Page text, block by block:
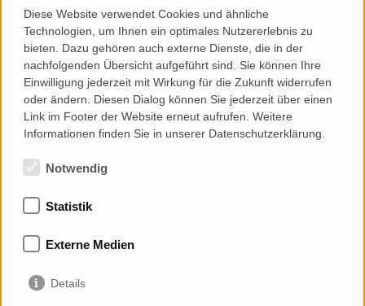
Genehmigungsplanung
Ausführungsplanung
Leistungsbeschreibung / Vergabe-Dokumentation
Mitwirkung bei der Vergabe
Werkplanprüfung
Mitwirkung bei der Mock-Up Ausführung
Ausführungs-Überwachung
Abnahme und Bestandspläne
Mitgliedschaften
Diese Website verwendet Cookies und ähnliche
Technologien, um Ihnen ein optimales Nutzererlebnis zu
bieten. Dazu gehören auch externe Dienste, die in der
nachfolgenden Übersicht aufgeführt sind. Sie können Ihre
Einwilligung jederzeit mit Wirkung für die Zukunft widerrufen
oder ändern. Diesen Dialog können Sie jederzeit über einen
Link im Footer der Website erneut aufrufen. Weitere
Informationen finden Sie in unserer Datenschutzerklärung.
Notwendig
Statistik
Externe Medien
Details